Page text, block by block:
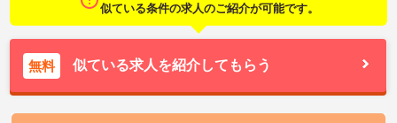
似ている条件の求人のご紹介が可能です。
無料 似ている求人を紹介してもらう